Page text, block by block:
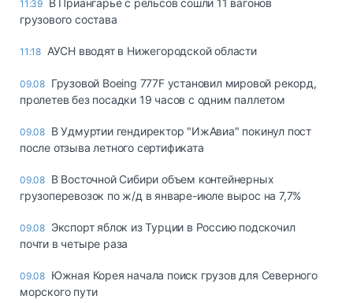
11:39
В Приангарье с рельсов сошли 11 вагонов
грузового состава
11:18 АУСН вводят в Нижегородской области
09.08 Грузовой Boeing 777F установил мировой рекорд,
пролетев без посадки 19 часов с одним паллетом
09.08 В Удмуртии гендиректор "ИжАвиа" покинул пост
после отзыва летного сертификата
09.08 В Восточной Сибири объем контейнерных
грузоперевозок по ж/д в январе-июле вырос на 7,7%
09.08 Экспорт яблок из Турции в Россию подскочил
почти в четыре раза
09.08 Южная Корея начала поиск грузов для Северного
морского пути